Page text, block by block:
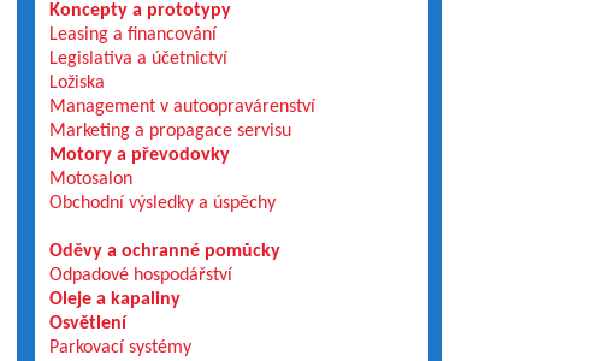
Koncepty a prototypy
Leasing a financování
Legislativa a účetnictví
Ložiska
Management v autoopravárenství
Marketing a propagace servisu
Motory a převodovky
Motosalon
Obchodní výsledky a úspěchy
Oděvy a ochranné pomůcky
Odpadové hospodářství
Oleje a kapaliny
Osvětlení
Parkovací systémy